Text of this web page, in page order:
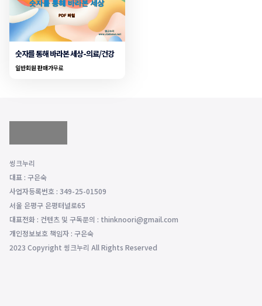
숫자를 통해 바라본 세상-의료/건강
일반회원 판매가무료
씽크누리
대표 : 구은숙
사업자등록번호 : 349-25-01509
서울 은평구 은평터널로65
대표전화 : 컨텐츠 및 구독문의 : thinknoori@gmail.com
개인정보보호 책임자 : 구은숙
2023 Copyright 씽크누리 All Rights Reserved